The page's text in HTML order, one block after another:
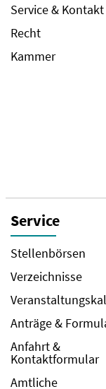
Service & Kontakt
Recht
Kammer
Service
Stellenbörsen
Verzeichnisse
Anträge &
Anfahrt &
Kontaktformular
Amtliche